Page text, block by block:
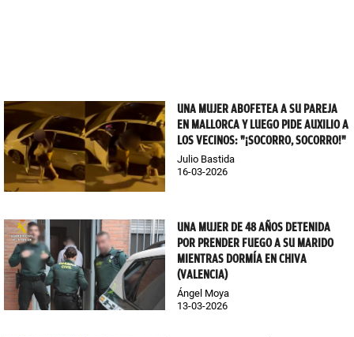
UNA MUJER ABOFETEA A SU PAREJA
EN MALLORCA Y LUEGO PIDE AUXILIO A
LOS VECINOS: "¡SOCORRO, SOCORRO!"
Julio Bastida
16-03-2026
UNA MUJER DE 48 AÑOS DETENIDA
POR PRENDER FUEGO A SU MARIDO
MIENTRAS DORMÍA EN CHIVA
(VALENCIA)
Ángel Moya
13-03-2026